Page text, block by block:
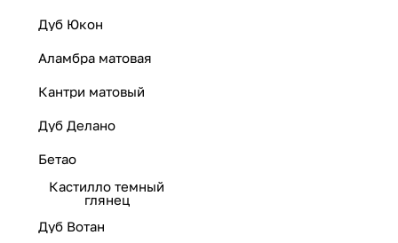
Дуб Юкон
Аламбра матовая
Кантри матовый
Дуб Делано
Бетао
Кастилло темный
глянец
Дуб Вотан